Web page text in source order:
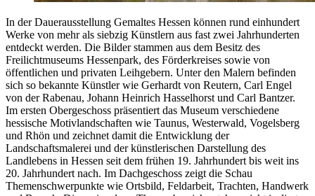
In der Dauerausstellung Gemaltes Hessen können rund einhundert
Werke von mehr als siebzig Künstlern aus fast zwei Jahrhunderten
entdeckt werden. Die Bilder stammen aus dem Besitz des
Freilichtmuseums Hessenpark, des Förderkreises sowie von
öffentlichen und privaten Leihgebern. Unter den Malern befinden
sich so bekannte Künstler wie Gerhardt von Reutern, Carl Engel
von der Rabenau, Johann Heinrich Hasselhorst und Carl Bantzer.
Im ersten Obergeschoss präsentiert das Museum verschiedene
hessische Motivlandschaften wie Taunus, Westerwald, Vogelsberg
und Rhön und zeichnet damit die Entwicklung der
Landschaftsmalerei und der künstlerischen Darstellung des
Landlebens in Hessen seit dem frühen 19. Jahrhundert bis weit ins
20. Jahrhundert nach. Im Dachgeschoss zeigt die Schau
Themenschwerpunkte wie Ortsbild, Feldarbeit, Trachten, Handwerk